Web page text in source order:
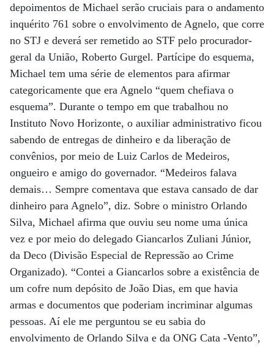
depoimentos de Michael serão cruciais para o andamento
inquérito 761 sobre o envolvimento de Agnelo, que corre
no STJ e deverá ser remetido ao STF pelo procurador-
geral da União, Roberto Gurgel. Partícipe do esquema,
Michael tem uma série de elementos para afirmar
categoricamente que era Agnelo “quem chefiava o
esquema”. Durante o tempo em que trabalhou no
Instituto Novo Horizonte, o auxiliar administrativo ficou
sabendo de entregas de dinheiro e da liberação de
convênios, por meio de Luiz Carlos de Medeiros,
ongueiro e amigo do governador. “Medeiros falava
demais… Sempre comentava que estava cansado de dar
dinheiro para Agnelo”, diz. Sobre o ministro Orlando
Silva, Michael afirma que ouviu seu nome uma única
vez e por meio do delegado Giancarlos Zuliani Júnior,
da Deco (Divisão Especial de Repressão ao Crime
Organizado). “Contei a Giancarlos sobre a existência de
um cofre num depósito de João Dias, em que havia
armas e documentos que poderiam incriminar algumas
pessoas. Aí ele me perguntou se eu sabia do
envolvimento de Orlando Silva e da ONG Cata -Vento”,